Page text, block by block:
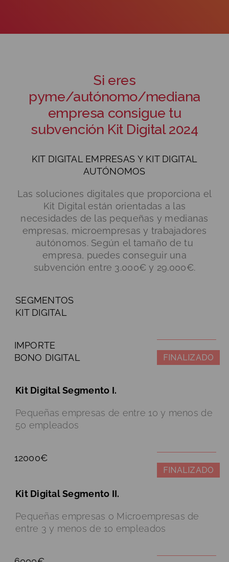
Si eres
pyme/autónomo/mediana
empresa consigue tu
subvención Kit Digital 2024
KIT DIGITAL EMPRESAS Y KIT DIGITAL
AUTÓNOMOS
Las soluciones digitales que proporciona el
Kit Digital están orientadas a las
necesidades de las pequeñas y medianas
empresas, microempresas y trabajadores
autónomos. Según el tamaño de tu
empresa, puedes conseguir una
subvención entre 3.000€ y 29.000€.
SEGMENTOS
KIT DIGITAL
IMPORTE
BONO DIGITAL
FINALIZADO
Kit Digital Segmento I.
Pequeñas empresas de entre 10 y menos de
50 empleados
12000€
FINALIZADO
Kit Digital Segmento II.
Pequeñas empresas o Microempresas de
entre 3 y menos de 10 empleados